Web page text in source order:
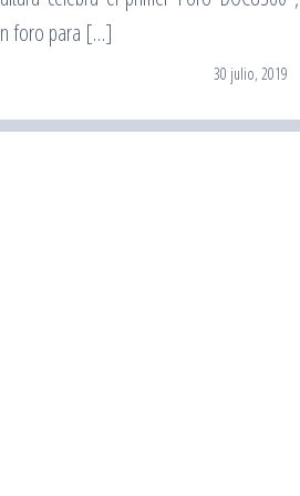
foro para […]
30 julio, 2019